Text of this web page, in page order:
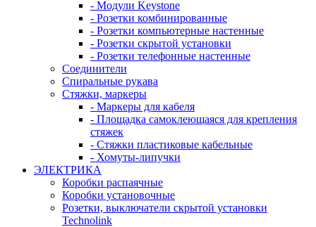
- Модули Keystone
- Розетки комбинированные
- Розетки компьютерные настенные
- Розетки скрытой установки
- Розетки телефонные настенные
Соединители
Спиральные рукава
Стяжки, маркеры
- Маркеры для кабеля
- Площадка самоклеющаяся для крепления
стяжек
- Стяжки пластиковые кабельные
- Хомуты-липучки
ЭЛЕКТРИКА
Коробки распаячные
Коробки установочные
Розетки, выключатели скрытой установки
Technolink